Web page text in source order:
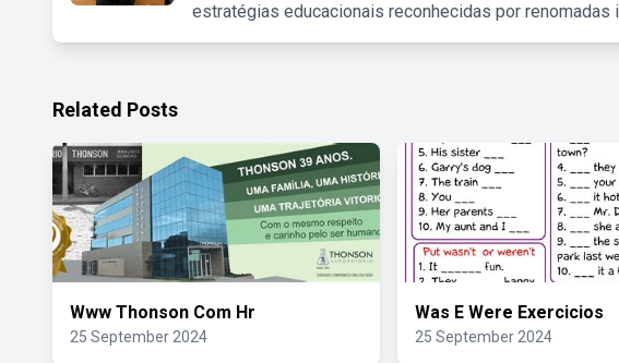
estratégias educacionais reconhecidas por
Related Posts
Www Thonson Com Hr
25 September 2024
Was E Were Exercicios
25 September 2024